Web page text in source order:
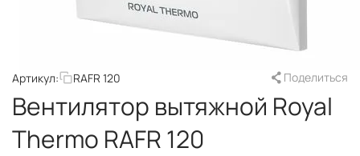
Артикул: RAFR 120 Поделиться
Вентилятор вытяжной Royal
Thermo RAFR 120